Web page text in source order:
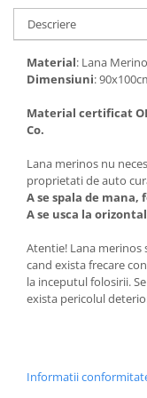
Descriere
Material: Lana
Dimensiuni:
Material certificat
Co.
Lana merinos nu
proprietati de auto
A se spala de
A se usca la
Atentie! Lana merinos
cand exista frecare
la inceputul folosirii.
exista pericolul
Informatii